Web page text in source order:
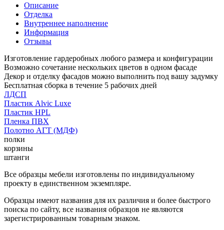
Описание
Отделка
Внутреннее наполнение
Информация
Отзывы
Изготовление гардеробных любого размера и конфигурации
Возможно сочетание нескольких цветов в одном фасаде
Декор и отделку фасадов можно выполнить под вашу задумку
Бесплатная сборка в течение 5 рабочих дней
ЛДСП
Пластик Alvic Luxe
Пластик HPL
Пленка ПВХ
Полотно АГТ (МДФ)
полки
корзины
штанги
Все образцы мебели изготовлены по индивидуальному
проекту в единственном экземпляре.
Образцы имеют названия для их различия и более быстрого
поиска по сайту, все названия образцов не являются
зарегистрированным товарным знаком.